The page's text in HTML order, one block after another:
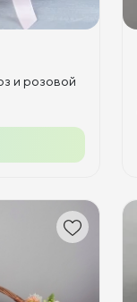
и розовой